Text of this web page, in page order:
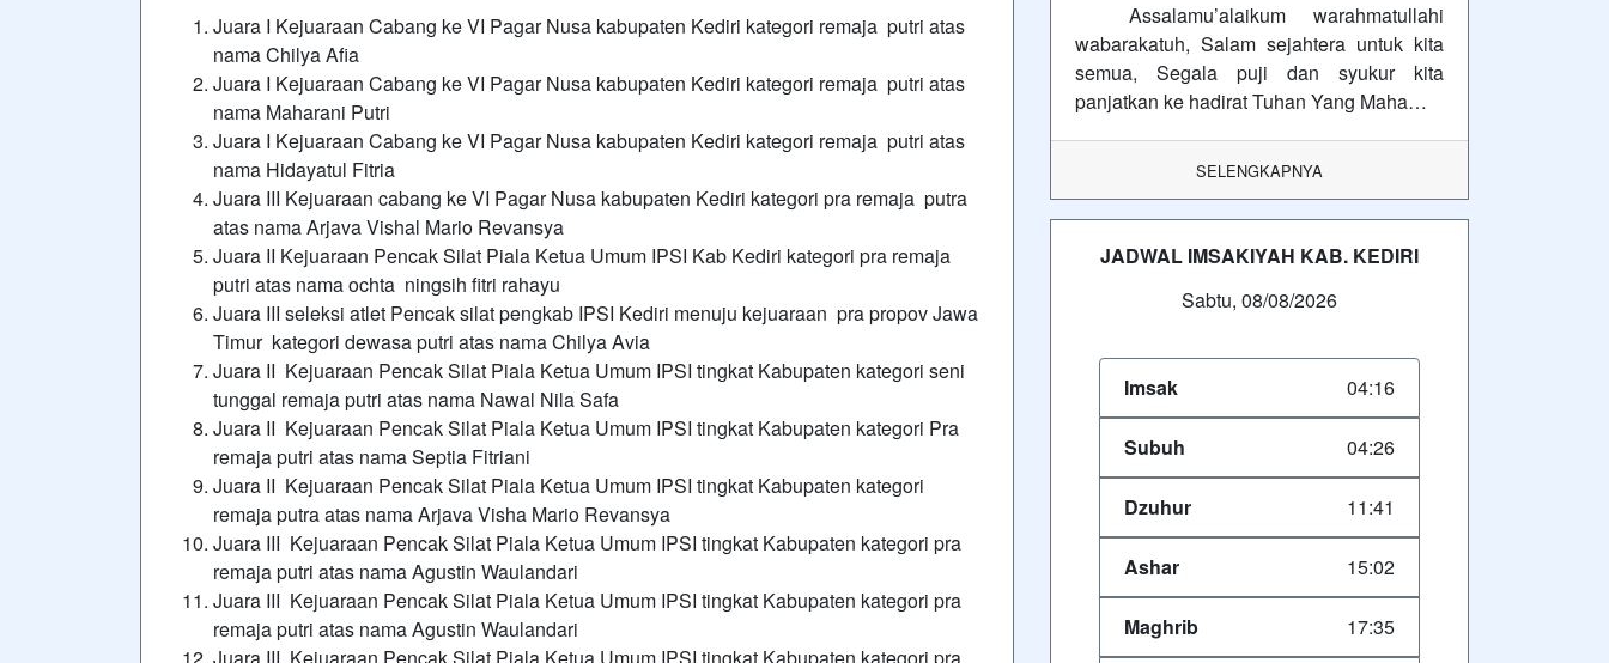
Juara I Kejuaraan Cabang ke VI Pagar Nusa kabupaten Kediri kategori remaja putri atas
nama Chilya Afia
Juara I Kejuaraan Cabang ke VI Pagar Nusa kabupaten Kediri kategori remaja putri atas
nama Maharani Putri
Juara I Kejuaraan Cabang ke VI Pagar Nusa kabupaten Kediri kategori remaja putri atas
nama Hidayatul Fitria
Juara III Kejuaraan cabang ke VI Pagar Nusa kabupaten Kediri kategori pra remaja putra
atas nama Arjava Vishal Mario Revansya
Juara II Kejuaraan Pencak Silat Piala Ketua Umum IPSI Kab Kediri kategori pra remaja
putri atas nama ochta ningsih fitri rahayu
Juara III seleksi atlet Pencak silat pengkab IPSI Kediri menuju kejuaraan pra propov Jawa
Timur kategori dewasa putri atas nama Chilya Avia
Juara II Kejuaraan Pencak Silat Piala Ketua Umum IPSI tingkat Kabupaten kategori seni
tunggal remaja putri atas nama Nawal Nila Safa
Juara II Kejuaraan Pencak Silat Piala Ketua Umum IPSI tingkat Kabupaten kategori Pra
remaja putri atas nama Septia Fitriani
Juara II Kejuaraan Pencak Silat Piala Ketua Umum IPSI tingkat Kabupaten kategori
remaja putra atas nama Arjava Visha Mario Revansya
Juara III Kejuaraan Pencak Silat Piala Ketua Umum IPSI tingkat Kabupaten kategori pra
remaja putri atas nama Agustin Waulandari
Juara III Kejuaraan Pencak Silat Piala Ketua Umum IPSI tingkat Kabupaten kategori pra
remaja putri atas nama Agustin Waulandari
Assalamu’alaikum warahmatullahi
wabarakatuh, Salam sejahtera untuk kita
semua, Segala puji dan syukur kita
panjatkan ke hadirat Tuhan Yang Maha…
SELENGKAPNYA
JADWAL IMSAKIYAH KAB. KEDIRI
Sabtu, 08/08/2026
Imsak 04:16
Subuh 04:26
Dzuhur 11:41
Ashar 15:02
Maghrib 17:35